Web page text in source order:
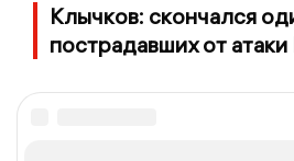
Клычков: скончался
пострадавших от